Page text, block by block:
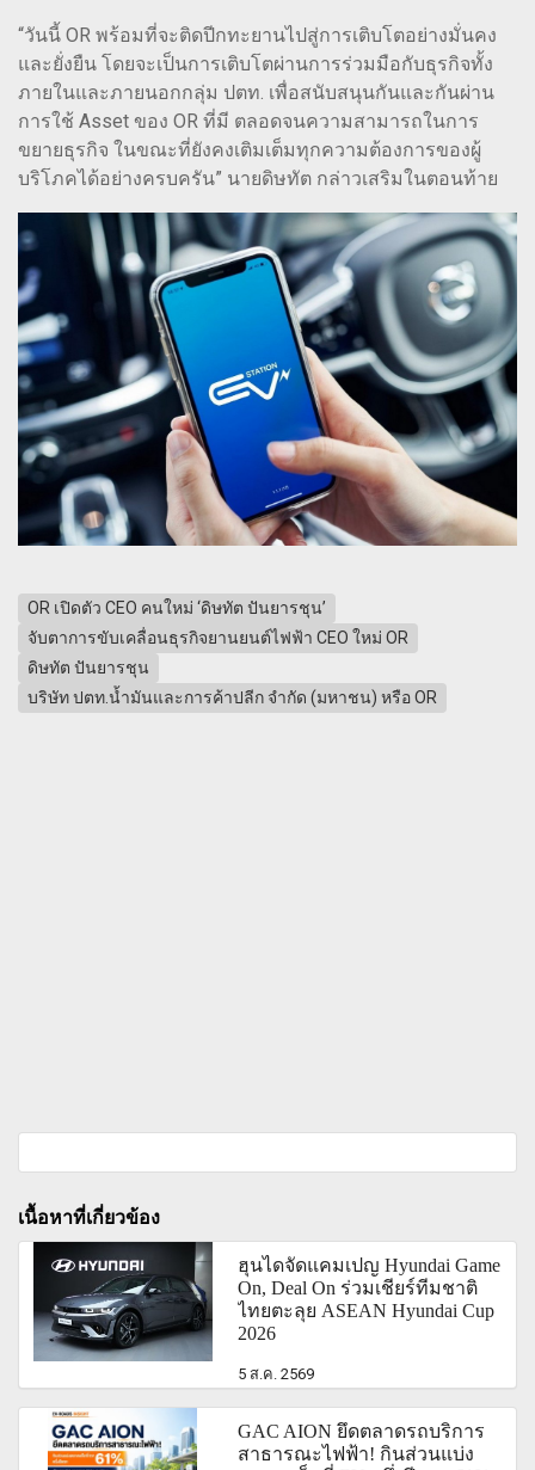
“วันนี้ OR พร้อมที่จะติดปีกทะยานไปสู่การเติบโตอย่างมั่นคง
และยั่งยืน โดยจะเป็นการเติบโตผ่านการร่วมมือกับธุรกิจทั้ง
ภายในและภายนอกกลุ่ม ปตท. เพื่อสนับสนุนกันและกันผ่าน
การใช้ Asset ของ OR ที่มี ตลอดจนความสามารถในการ
ขยายธุรกิจ ในขณะที่ยังคงเติมเต็มทุกความต้องการของผู้
บริโภคได้อย่างครบครัน” นายดิษทัต กล่าวเสริมในตอนท้าย
OR เปิดตัว CEO คนใหม่ ‘ดิษทัต ปันยารชุน’
จับตาการขับเคลื่อนธุรกิจยานยนต์ไฟฟ้า CEO ใหม่ OR
ดิษทัต ปันยารชุน
บริษัท ปตท.น้ำมันและการค้าปลีก จำกัด (มหาชน) หรือ OR
เนื้อหาที่เกี่ยวข้อง
ฮุนไดจัดแคมเปญ Hyundai Game
On, Deal On ร่วมเชียร์ทีมชาติ
ไทยตะลุย ASEAN Hyundai Cup
2026
5 ส.ค. 2569
GAC AION ยึดตลาดรถบริการ
สาธารณะไฟฟ้า! กินส่วนแบ่ง